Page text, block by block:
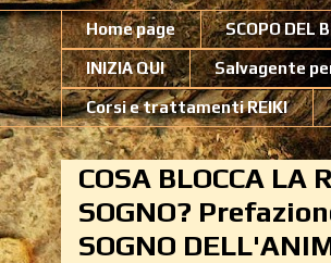
Home page SCOPO DEL
INIZIA QUI Salvagente
Corsi e trattamenti REIKI
COSA BLOCCA LA
SOGNO?
SOGNO